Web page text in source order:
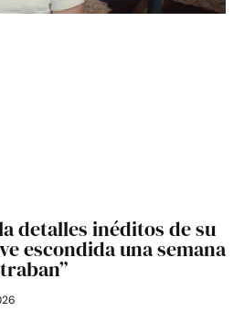
detalles inéditos de su
escondida una semana